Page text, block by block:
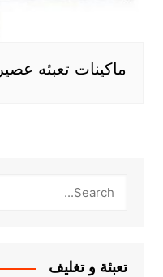
ماكينات تعبئه عصير
تعبئة و تغليف